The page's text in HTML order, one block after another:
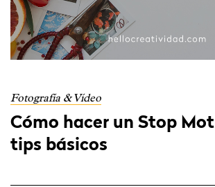
Fotografía & Vídeo
Cómo hacer un Stop
tips básicos